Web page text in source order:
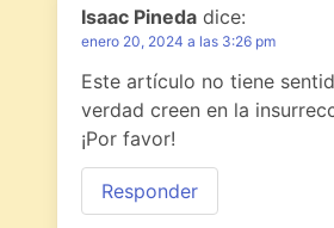
Isaac Pineda dice:
enero 20, 2024 a las 3:26 pm
Este artículo no tiene
verdad creen en la
¡Por favor!
Responder